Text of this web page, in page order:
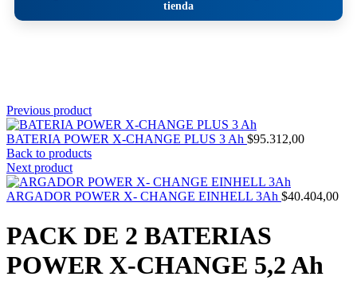
tienda
Previous product
BATERIA POWER X-CHANGE PLUS 3 Ah $95.312,00
Back to products
Next product
ARGADOR POWER X- CHANGE EINHELL 3Ah $40.404,00
PACK DE 2 BATERIAS
POWER X-CHANGE 5,2 Ah